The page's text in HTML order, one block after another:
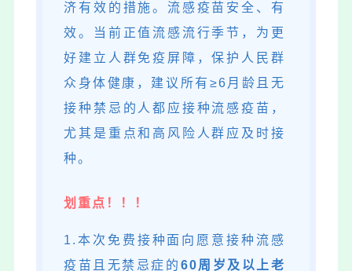
济有效的措施。流感疫苗安全、有
效。当前正值流感流行季节，为更
好建立人群免疫屏障，保护人民群
众身体健康，建议所有≥6月龄且无
接种禁忌的人都应接种流感疫苗，
尤其是重点和高风险人群应及时接
种。
划重点！！！
1.本次免费接种面向愿意接种流感
疫苗且无禁忌症的 60周岁及以上老